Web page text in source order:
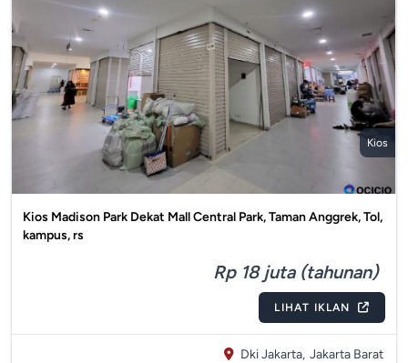
Kios
Kios Madison Park Dekat Mall Central Park, Taman Anggrek, Tol,
kampus, rs
Rp 18 juta (tahunan)
LIHAT IKLAN
Dki Jakarta, Jakarta Barat